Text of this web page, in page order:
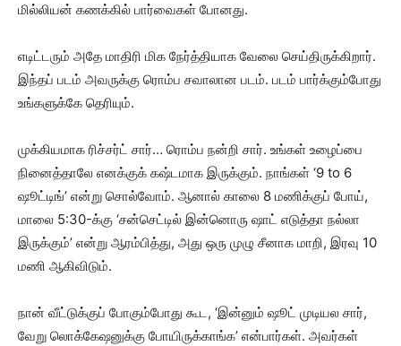
மில்லியன் கணக்கில் பார்வைகள் போனது.
எடிட்டரும் அதே மாதிரி மிக நேர்த்தியாக வேலை செய்திருக்கிறார்.
இந்தப் படம் அவருக்கு ரொம்ப சவாலான படம். படம் பார்க்கும்போது
உங்களுக்கே தெரியும்.
முக்கியமாக ரிச்சர்ட் சார்… ரொம்ப நன்றி சார். உங்கள் உழைப்பை
நினைத்தாலே எனக்குக் கஷ்டமாக இருக்கும். நாங்கள் ‘9 to 6
ஷூட்டிங்’ என்று சொல்வோம். ஆனால் காலை 8 மணிக்குப் போய்,
மாலை 5:30-க்கு ‘சன்செட்டில் இன்னொரு ஷாட் எடுத்தா நல்லா
இருக்கும்’ என்று ஆரம்பித்து, அது ஒரு முழு சீனாக மாறி, இரவு 10
மணி ஆகிவிடும்.
நான் வீட்டுக்குப் போகும்போது கூட, ‘இன்னும் ஷூட் முடியல சார்,
வேறு லொக்கேஷனுக்கு போயிருக்காங்க’ என்பார்கள். அவர்கள்